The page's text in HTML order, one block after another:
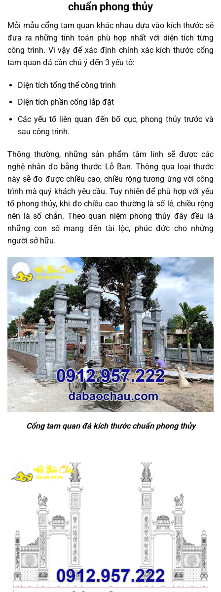
chuẩn phong thủy
Mỗi mẫu cổng tam quan khác nhau dựa vào kích thước sẽ
đưa ra những tính toán phù hợp nhất với diện tích từng
công trình. Vì vậy để xác định chính xác kích thước cổng
tam quan đá cần chú ý đến 3 yếu tố:
Diện tích tổng thể công trình
Diện tích phần cổng lắp đặt
Các yếu tố liên quan đến bố cục, phong thủy trước và
sau công trình.
Thông thường, những sản phẩm tâm linh sẽ được các
nghệ nhân đo bằng thước Lỗ Ban. Thông qua loại thước
này sẽ đo được chiều cao, chiều rộng tương ứng với công
trình mà quý khách yêu cầu. Tuy nhiên để phù hợp với yếu
tố phong thủy, khi đo chiều cao thường là số lẻ, chiều rộng
nên là số chẵn. Theo quan niệm phong thủy đây đều là
những con số mang đến tài lộc, phúc đức cho những
người sở hữu.
Cổng tam quan đá kích thước chuẩn phong thủy